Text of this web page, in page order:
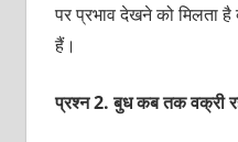
पर प्रभाव देखने को मिलता
हैं।
प्रश्न 2. बुध कब तक वक्री